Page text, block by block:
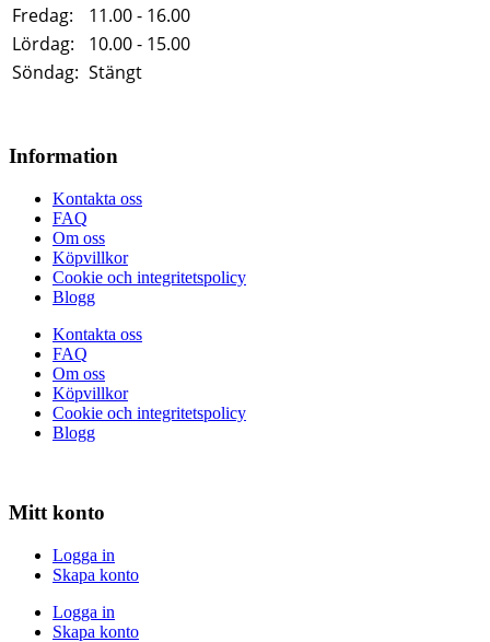
Fredag:
11.00 - 16.00
Lördag:
10.00 - 15.00
Söndag: Stängt
Information
Kontakta oss
FAQ
Om oss
Köpvillkor
Cookie och integritetspolicy
Blogg
Kontakta oss
FAQ
Om oss
Köpvillkor
Cookie och integritetspolicy
Blogg
Mitt konto
Logga in
Skapa konto
Logga in
Skapa konto